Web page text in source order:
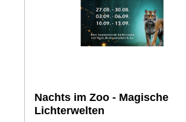
Nachts im Zoo - Magische
Lichterwelten